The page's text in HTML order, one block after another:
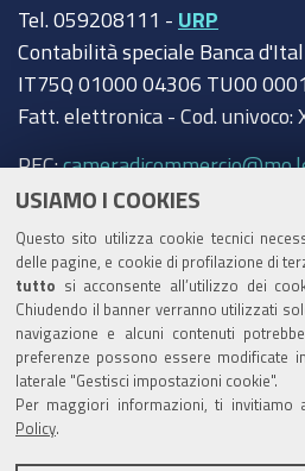
USIAMO I COOKIES
Questo sito utilizza cookie tecnici
delle pagine, e cookie di profilazione di
tutto si acconsente all’utilizzo dei
Chiudendo il banner verranno utilizzati
navigazione e alcuni contenuti
preferenze possono essere modificate
laterale "Gestisci impostazioni cookie".
Per maggiori informazioni, ti invitiamo
Policy
Tel. 059208111 - URP
Contabilità speciale Banca
IT75Q 01000 04306 TU00
Fatt. elettronica - Cod. univoco:
PEC:
Trasparenza
Amministrazione trasparente
Albo Camerale
Pubblicità Legale
Area riservata